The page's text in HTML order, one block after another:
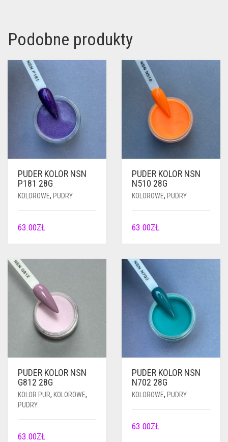
Podobne produkty
PUDER KOLOR NSN
P181 28G
KOLOROWE, PUDRY
63.00ZŁ
PUDER KOLOR NSN
N510 28G
KOLOROWE, PUDRY
63.00ZŁ
PUDER KOLOR NSN
G812 28G
KOLOR PUR, KOLOROWE,
PUDRY
63.00ZŁ
PUDER KOLOR NSN
N702 28G
KOLOROWE, PUDRY
63.00ZŁ